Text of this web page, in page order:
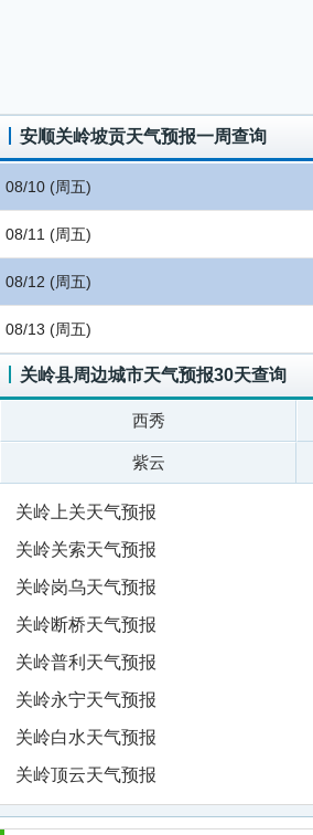
安顺关岭坡贡天气预报一周查询
08/10 (周五)
08/11 (周五)
08/12 (周五)
08/13 (周五)
关岭县周边城市天气预报30天查询
西秀
紫云
关岭上关天气预报
关岭关索天气预报
关岭岗乌天气预报
关岭断桥天气预报
关岭普利天气预报
关岭永宁天气预报
关岭白水天气预报
关岭顶云天气预报